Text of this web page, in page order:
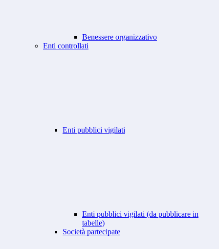
Benessere organizzativo
Enti controllati
Enti pubblici vigilati
Enti pubblici vigilati (da pubblicare in
tabelle)
Società partecipate